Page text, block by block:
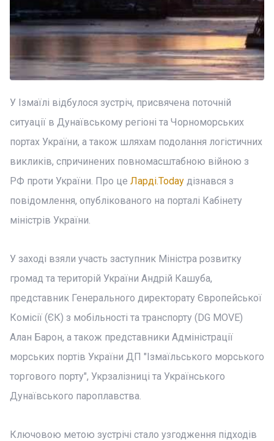
У Ізмаїлі відбулося зустріч, присвячена поточній
ситуації в Дунаївському регіоні та Чорноморських
портах України, а також шляхам подолання логістичних
викликів, спричинених повномасштабною війною з
РФ проти України. Про це Ларді.Today дізнався з
повідомлення, опублікованого на порталі Кабінету
міністрів України.
У заході взяли участь заступник Міністра розвитку
громад та територій України Андрій Кашуба,
представник Генерального директорату Європейської
Комісії (ЄК) з мобільності та транспорту (DG MOVE)
Алан Барон, а також представники Адміністрації
морських портів України ДП "Ізмаїльського морського
торгового порту", Укрзалізниці та Українського
Дунаївського пароплавства.
Ключовою метою зустрічі стало узгодження підходів